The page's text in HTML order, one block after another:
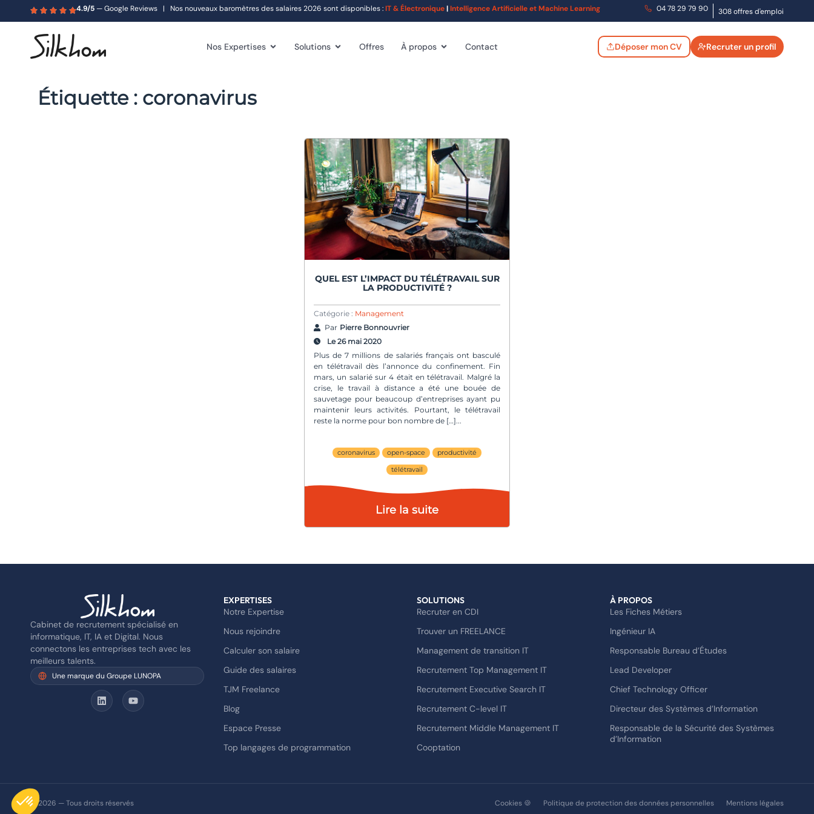
4.9/5— Google Reviews | Nos nouveaux baromètres des salaires 2026 sont disponibles :IT & Électronique|Intelligence Artificielle et Machine Learning 04 78 29 79 90 308 offres d'emploi
Nos Expertises Solutions Offres À propos Contact Déposer mon CV Recruter un profil
Étiquette : coronavirus
QUEL EST L’IMPACT DU TÉLÉTRAVAIL SUR
LA PRODUCTIVITÉ ?
Catégorie : Management
Par Pierre Bonnouvrier
Le 26 mai 2020
Plus de 7 millions de salariés français ont basculé
en télétravail dès l’annonce du confinement. Fin
mars, un salarié sur 4 était en télétravail. Malgré la
crise, le travail à distance a été une bouée de
sauvetage pour beaucoup d’entreprises ayant pu
maintenir leurs activités. Pourtant, le télétravail
reste la norme pour bon nombre de […]
coronavirus open-space
productivité
télétravail
Lire la suite
Cabinet de recrutement spécialisé en
informatique, IT, IA et Digital. Nous
connectons les entreprises tech avec les
meilleurs talents.
Une marque du Groupe LUNOPA
EXPERTISES
Notre Expertise
Nous rejoindre
Calculer son salaire
Guide des salaires
TJM Freelance
Blog
Espace Presse
Top langages de programmation
SOLUTIONS
Recruter en CDI
Trouver un FREELANCE
Management de transition IT
Recrutement Top Management IT
Recrutement Executive Search IT
Recrutement C-level IT
Recrutement Middle Management IT
Cooptation
À PROPOS
Les Fiches Métiers
Ingénieur IA
Responsable Bureau d’Études
Lead Developer
Chief Technology Officer
Directeur des Systèmes d’Information
Responsable de la Sécurité des Systèmes
d’Information
© 2026 — Tous droits réservés Cookies 🍪 Politique de protection des données personnelles Mentions légales
Plateforme de Gestion du Consentement : Personnalisez vos Options